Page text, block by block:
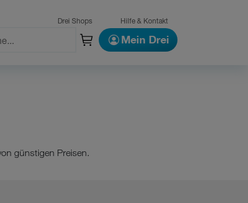
Drei Shops Hilfe & Kontakt
Mein Drei
günstigen Preisen.